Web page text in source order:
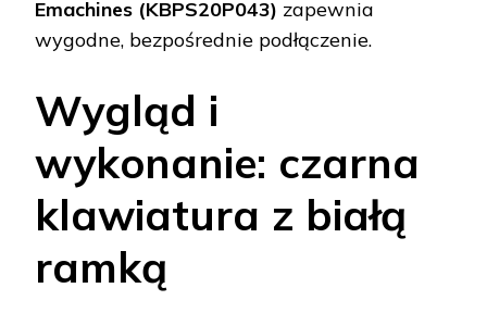
Emachines (KBPS20P043) zapewnia
wygodne, bezpośrednie podłączenie.
Wygląd i
wykonanie: czarna
klawiatura z białą
ramką